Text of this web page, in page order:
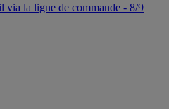
via la ligne de commande - 8/9